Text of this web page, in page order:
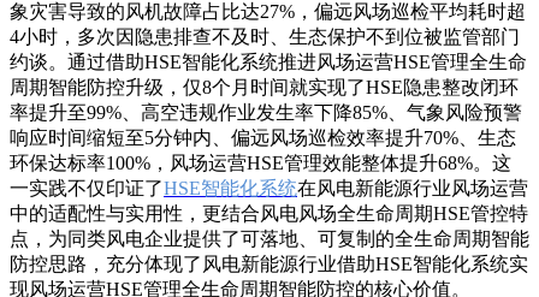
象灾害导致的风机故障占比达27%，偏远风场巡检平均耗时超
4小时，多次因隐患排查不及时、生态保护不到位被监管部门
约谈。通过借助HSE智能化系统推进风场运营HSE管理全生命
周期智能防控升级，仅8个月时间就实现了HSE隐患整改闭环
率提升至99%、高空违规作业发生率下降85%、气象风险预警
响应时间缩短至5分钟内、偏远风场巡检效率提升70%、生态
环保达标率100%，风场运营HSE管理效能整体提升68%。这
一实践不仅印证了HSE智能化系统在风电新能源行业风场运营
中的适配性与实用性，更结合风电风场全生命周期HSE管控特
点，为同类风电企业提供了可落地、可复制的全生命周期智能
防控思路，充分体现了风电新能源行业借助HSE智能化系统实
现风场运营HSE管理全生命周期智能防控的核心价值。